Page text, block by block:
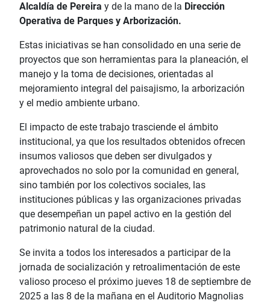
Alcaldía de Pereira y de la mano de la Dirección
Operativa de Parques y Arborización.
Estas iniciativas se han consolidado en una serie de
proyectos que son herramientas para la planeación, el
manejo y la toma de decisiones, orientadas al
mejoramiento integral del paisajismo, la arborización
y el medio ambiente urbano.
El impacto de este trabajo trasciende el ámbito
institucional, ya que los resultados obtenidos ofrecen
insumos valiosos que deben ser divulgados y
aprovechados no solo por la comunidad en general,
sino también por los colectivos sociales, las
instituciones públicas y las organizaciones privadas
que desempeñan un papel activo en la gestión del
patrimonio natural de la ciudad.
Se invita a todos los interesados a participar de la
jornada de socialización y retroalimentación de este
valioso proceso el próximo jueves 18 de septiembre de
2025 a las 8 de la mañana en el Auditorio Magnolias